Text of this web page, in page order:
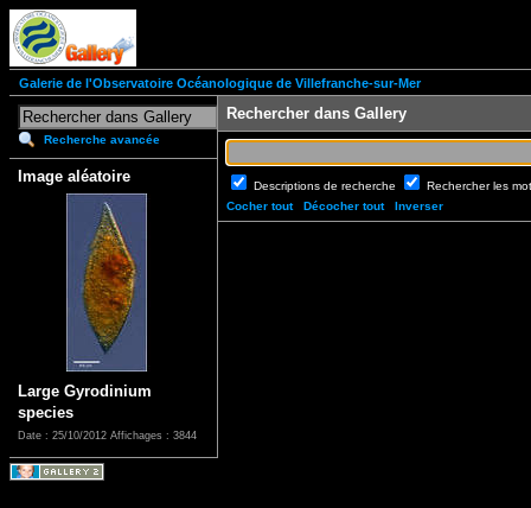
Galerie de l'Observatoire Océanologique de Villefranche-sur-Mer
Recherche avancée
Image aléatoire
Large Gyrodinium
species
Date : 25/10/2012 Affichages : 3844
Rechercher dans Gallery
Descriptions de recherche
Rechercher les
Cocher tout
Décocher tout Inverser